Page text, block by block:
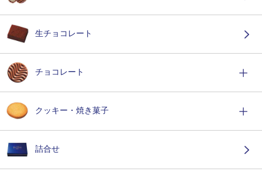
生チョコレート
チョコレート
クッキー・焼き菓子
詰合せ